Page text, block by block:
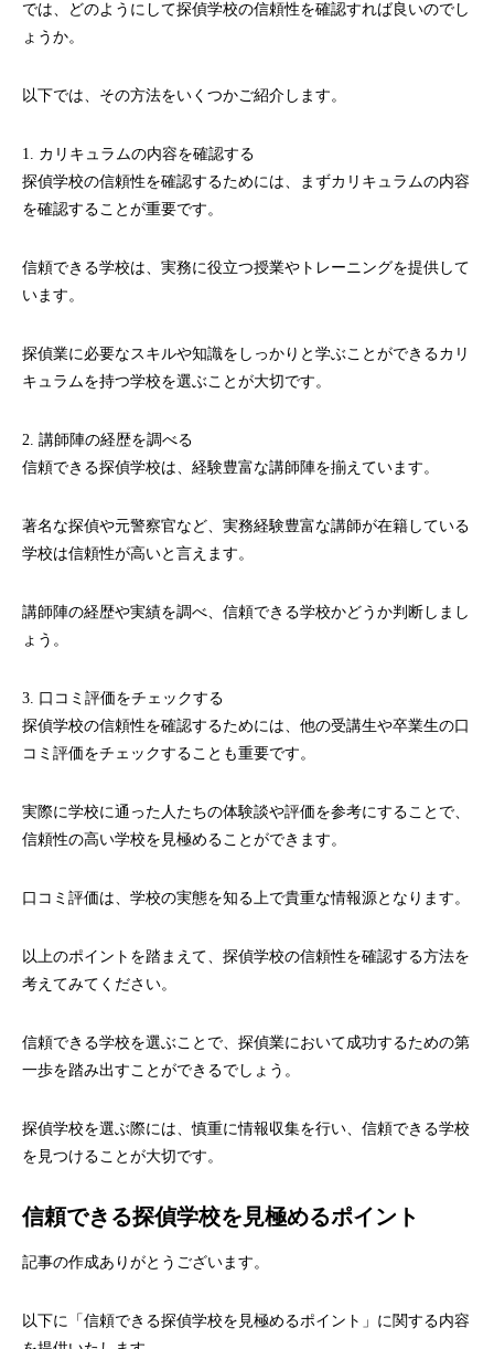
では、どのようにして探偵学校の信頼性を確認すれば良いのでし
ょうか。
以下では、その方法をいくつかご紹介します。
1. カリキュラムの内容を確認する
探偵学校の信頼性を確認するためには、まずカリキュラムの内容
を確認することが重要です。
信頼できる学校は、実務に役立つ授業やトレーニングを提供して
います。
探偵業に必要なスキルや知識をしっかりと学ぶことができるカリ
キュラムを持つ学校を選ぶことが大切です。
2. 講師陣の経歴を調べる
信頼できる探偵学校は、経験豊富な講師陣を揃えています。
著名な探偵や元警察官など、実務経験豊富な講師が在籍している
学校は信頼性が高いと言えます。
講師陣の経歴や実績を調べ、信頼できる学校かどうか判断しまし
ょう。
3. 口コミ評価をチェックする
探偵学校の信頼性を確認するためには、他の受講生や卒業生の口
コミ評価をチェックすることも重要です。
実際に学校に通った人たちの体験談や評価を参考にすることで、
信頼性の高い学校を見極めることができます。
口コミ評価は、学校の実態を知る上で貴重な情報源となります。
以上のポイントを踏まえて、探偵学校の信頼性を確認する方法を
考えてみてください。
信頼できる学校を選ぶことで、探偵業において成功するための第
一歩を踏み出すことができるでしょう。
探偵学校を選ぶ際には、慎重に情報収集を行い、信頼できる学校
を見つけることが大切です。
信頼できる探偵学校を見極めるポイント
記事の作成ありがとうございます。
以下に「信頼できる探偵学校を見極めるポイント」に関する内容